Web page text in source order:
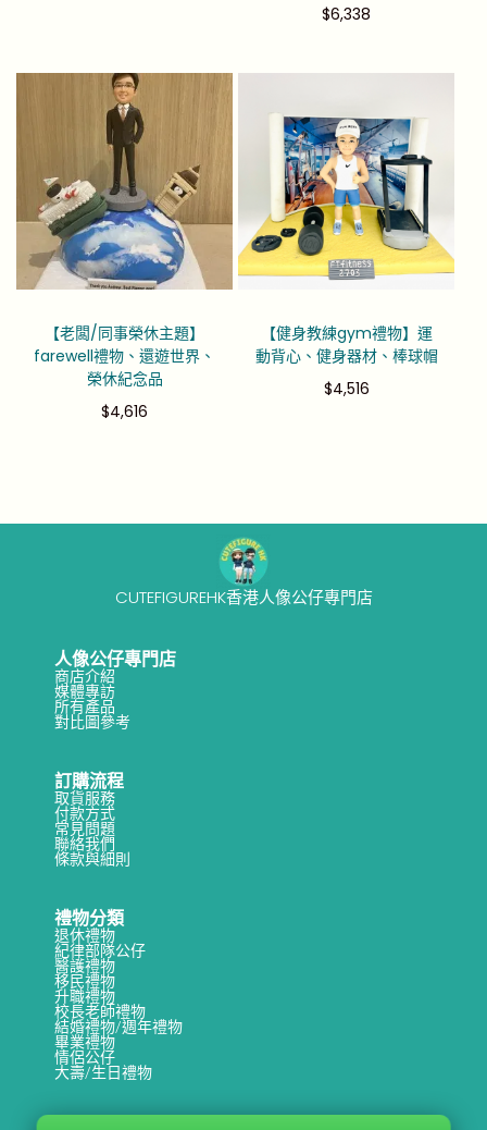
$6,338
【老闆/同事榮休主題】
farewell禮物、還遊世界、
榮休紀念品
$4,616
【健身教練gym禮物】運
動背心、健身器材、棒球帽
$4,516
CUTEFIGUREHK香港人像公仔專門店
人像公仔專門店
商店介紹
媒體專訪
所有產品
對比圖參考
訂購流程
取貨服務
付款方式
常見問題
聯絡我們
條款與細則
禮物分類
退休禮物
紀律部隊公仔
醫護禮物
移民禮物
升職禮物
校長老師禮物
結婚禮物/週年禮物
畢業禮物
情侶公仔
大壽/生日禮物